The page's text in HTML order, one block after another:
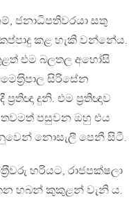
ජනාධිපතිවරයා සතු
කළ හැකි වන්නේය.
එම බලතල අහෝසි
සිරිසේන
දුනි. එම ප‍්‍රතිඥාව
පසුවන ඔහු එය
නොසැලී පෙනී සිටී.
හරියට, රාජපක්ෂලා
හබන් කුකුළන් වැනි ය.